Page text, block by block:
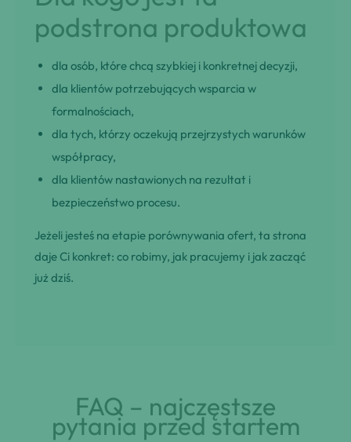
podstrona produktowa
dla osób, które chcą szybkiej i konkretnej decyzji,
dla klientów potrzebujących wsparcia w
formalnościach,
dla tych, którzy oczekują przejrzystych warunków
współpracy,
dla klientów nastawionych na rezultat i
bezpieczeństwo procesu.
Jeżeli jesteś na etapie porównywania ofert, ta strona
daje Ci konkret: co robimy, jak pracujemy i jak zacząć
już dziś.
FAQ – najczęstsze
pytania przed startem